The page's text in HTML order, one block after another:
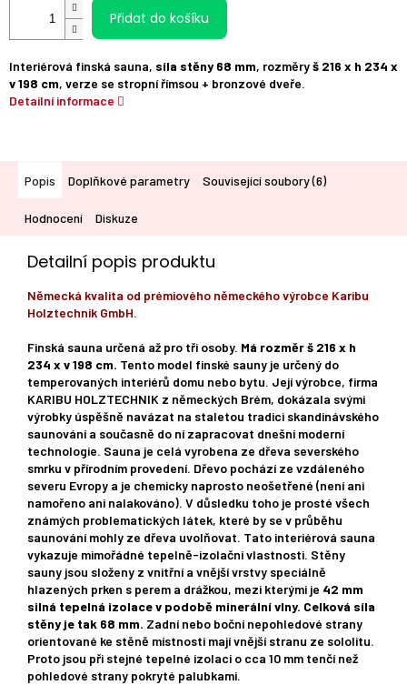
Přidat do košíku
Interiérová finská sauna, síla stěny 68 mm, rozměryš 216 x h 234 x
v 198 cm, verze se stropní římsou + bronzové dveře.
Detailní informace
Popis Doplňkové parametry Související soubory (6)
Hodnocení Diskuze
Detailní popis produktu
Německá kvalita od prémiového německého výrobce Karibu
Holztechnik GmbH.
Finská sauna určená až pro tři osoby. Má rozměr š 216 x h
234 x v 198 cm. Tento model finské sauny je určený do
temperovaných interiérů domu nebo bytu. Její výrobce, firma
KARIBU HOLZTECHNIK z německých Brém, dokázala svými
výrobky úspěšně navázat na staletou tradici skandinávského
saunování a současně do ní zapracovat dnešní moderní
technologie. Sauna je celá vyrobena ze dřeva severského
smrku v přírodním provedení. Dřevo pochází ze vzdáleného
severu Evropy a je chemicky naprosto neošetřené (není ani
namořeno ani nalakováno). V důsledku toho je prosté všech
známých problematických látek, které by se v průběhu
saunování mohly ze dřeva uvolňovat. Tato interiérová sauna
vykazuje mimořádné tepelně-izolační vlastnosti. Stěny
sauny jsou složeny z vnitřní a vnější vrstvy speciálně
hlazených prken s perem a drážkou, mezi kterými je 42 mm
silná tepelná izolace v podobě minerální vlny. Celková síla
stěny je tak 68 mm. Zadní nebo boční nepohledové strany
orientované ke stěně místnosti mají vnější stranu ze sololitu.
Proto jsou při stejné tepelné izolaci o cca 10 mm tenčí než
pohledové strany pokryté palubkami.